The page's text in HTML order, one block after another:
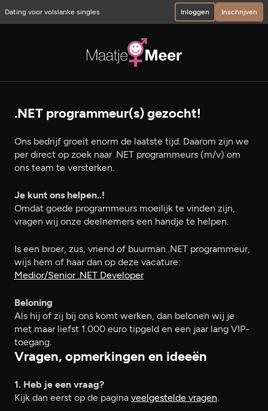
Dating voor volslanke singles Inloggen Inschrijven
.NET programmeur(s) gezocht!
Ons bedrijf groeit enorm de laatste tijd. Daarom zijn we
per direct op zoek naar .NET programmeurs (m/v) om
ons team te versterken.
Je kunt ons helpen..!
Omdat goede programmeurs moeilijk te vinden zijn,
vragen wij onze deelnemers een handje te helpen.
Is een broer, zus, vriend of buurman .NET programmeur,
wijs hem of haar dan op deze vacature:
Medior/Senior .NET Developer
Beloning
Als hij of zij bij ons komt werken, dan belonen wij je
met maar liefst 1.000 euro tipgeld en een jaar lang VIP-
toegang.
Vragen, opmerkingen en ideeën
1. Heb je een vraag?
Kijk dan eerst op de pagina veelgestelde vragen.